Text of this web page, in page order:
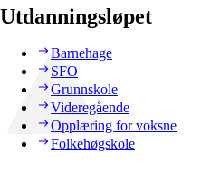
Utdanningsløpet
Barnehage
SFO
Grunnskole
Videregående
Opplæring for voksne
Folkehøgskole